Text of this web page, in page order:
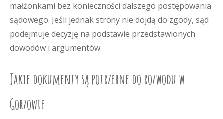
małżonkami bez konieczności dalszego postępowania
sądowego. Jeśli jednak strony nie dojdą do zgody, sąd
podejmuje decyzję na podstawie przedstawionych
dowodów i argumentów.
Jakie dokumenty są potrzebne do rozwodu w
Gorzowie